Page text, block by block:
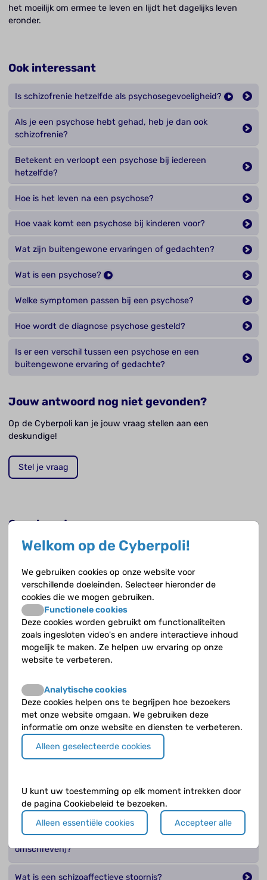
het moeilijk om ermee te leven en lijdt het dagelijks leven
eronder.
Ook interessant
Is schizofrenie hetzelfde als psychosegevoeligheid?
Als je een psychose hebt gehad, heb je dan ook
schizofrenie?
Betekent en verloopt een psychose bij iedereen
hetzelfde?
Hoe is het leven na een psychose?
Hoe vaak komt een psychose bij kinderen voor?
Wat zijn buitengewone ervaringen of gedachten?
Wat is een psychose?
Welke symptomen passen bij een psychose?
Hoe wordt de diagnose psychose gesteld?
Is er een verschil tussen een psychose en een
buitengewone ervaring of gedachte?
Jouw antwoord nog niet gevonden?
Op de Cyberpoli kan je jouw vraag stellen aan een
deskundige!
Stel je vraag
Opvolgende vragen
Als je een psychose hebt gehad, heb je dan ook
Hoe wordt de diagnose psychose gesteld?
Is schizofrenie hetzelfde als psychosegevoeligheid?
Spelen de ernst, duur en het aantal symptomen een
rol bij het stellen van de diagnose psychose?
Wat is een Brief Limited Intermittent Psychotic
Symptoms, BLIPS?
Wat is een kortdurende psychotische stoornis?
Wat is een psychotische stoornis door een lichamelijke
Wat is een psychotische stoornis door gebruik van
middelen?
Wat is een psychotische stoornis NAO (niet anders
omschreven)?
Wat is een schizoaffectieve stoornis?
Welkom op de Cyberpoli!
We gebruiken cookies op onze website voor
verschillende doeleinden. Selecteer hieronder de
cookies die we mogen gebruiken.
Functionele cookies
Deze cookies worden gebruikt om functionaliteiten
zoals ingesloten video's en andere interactieve inhoud
mogelijk te maken. Ze helpen uw ervaring op onze
website te verbeteren.
Analytische cookies
Deze cookies helpen ons te begrijpen hoe bezoekers
met onze website omgaan. We gebruiken deze
informatie om onze website en diensten te verbeteren.
Alleen geselecteerde cookies
U kunt uw toestemming op elk moment intrekken door
de pagina Cookiebeleid te bezoeken.
Alleen essentiële cookies
Accepteer alle